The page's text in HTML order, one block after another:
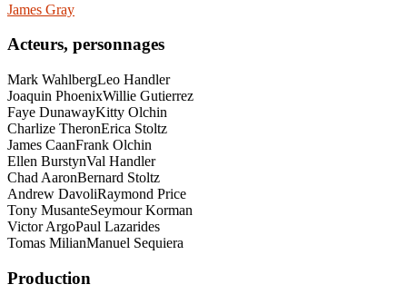
James Gray
Acteurs, personnages
Mark WahlbergLeo Handler
Joaquin PhoenixWillie Gutierrez
Faye DunawayKitty Olchin
Charlize TheronErica Stoltz
James CaanFrank Olchin
Ellen BurstynVal Handler
Chad AaronBernard Stoltz
Andrew DavoliRaymond Price
Tony MusanteSeymour Korman
Victor ArgoPaul Lazarides
Tomas MilianManuel Sequiera
Production